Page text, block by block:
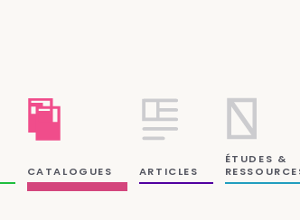
CATALOGUES ARTICLES
ÉTUDES &